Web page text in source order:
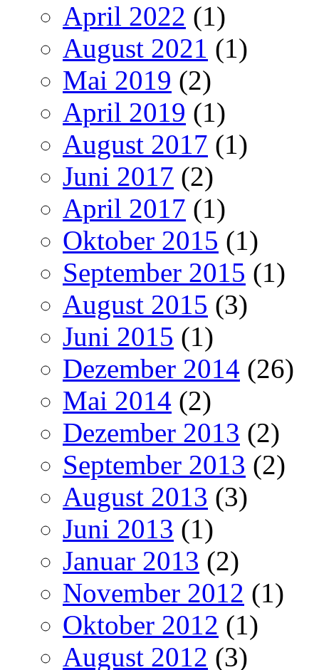
April 2022 (1)
August 2021 (1)
Mai 2019 (2)
April 2019 (1)
August 2017 (1)
Juni 2017 (2)
April 2017 (1)
Oktober 2015 (1)
September 2015 (1)
August 2015 (3)
Juni 2015 (1)
Dezember 2014 (26)
Mai 2014 (2)
Dezember 2013 (2)
September 2013 (2)
August 2013 (3)
Juni 2013 (1)
Januar 2013 (2)
November 2012 (1)
Oktober 2012 (1)
August 2012 (3)